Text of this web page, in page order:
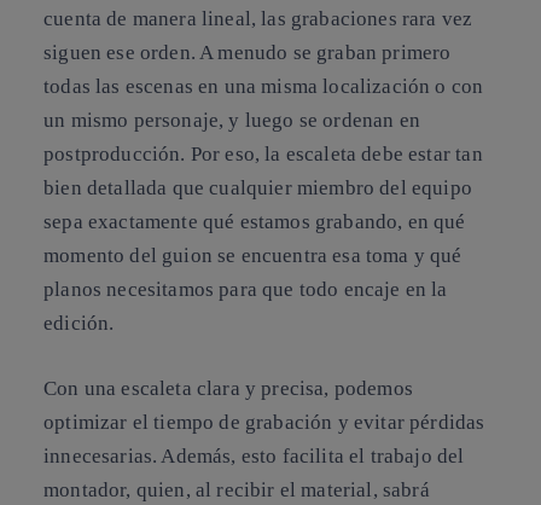
cuenta de manera lineal, las grabaciones rara vez
siguen ese orden. A menudo se graban primero
todas las escenas en una misma localización o con
un mismo personaje, y luego se ordenan en
postproducción. Por eso, la escaleta debe estar tan
bien detallada que cualquier miembro del equipo
sepa exactamente qué estamos grabando, en qué
momento del guion se encuentra esa toma y qué
planos necesitamos para que todo encaje en la
edición.
Con una escaleta clara y precisa, podemos
optimizar el tiempo de grabación y evitar pérdidas
innecesarias. Además, esto facilita el trabajo del
montador, quien, al recibir el material, sabrá